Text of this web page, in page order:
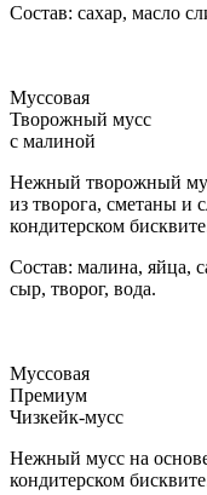
Состав: сахар, масло
Муссовая
Творожный мусс
с малиной
Нежный творожный
из творога, сметаны и
кондитерском
Состав: малина, яйца,
сыр, творог, вода.
Муссовая
Премиум
Чизкейк-мусс
Нежный мусс на
кондитерском